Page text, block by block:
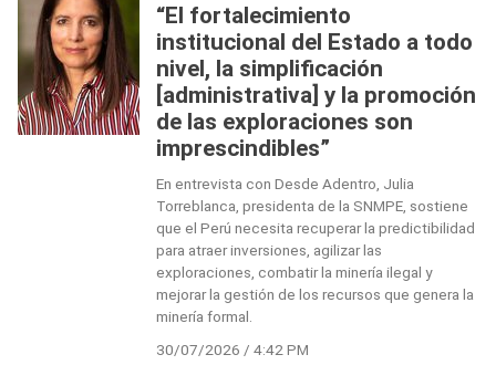
“El fortalecimiento
institucional del Estado a todo
nivel, la simplificación
[administrativa] y la promoción
de las exploraciones son
imprescindibles”
En entrevista con Desde Adentro, Julia
Torreblanca, presidenta de la SNMPE, sostiene
que el Perú necesita recuperar la predictibilidad
para atraer inversiones, agilizar las
exploraciones, combatir la minería ilegal y
mejorar la gestión de los recursos que genera la
minería formal.
30/07/2026 / 4:42 PM